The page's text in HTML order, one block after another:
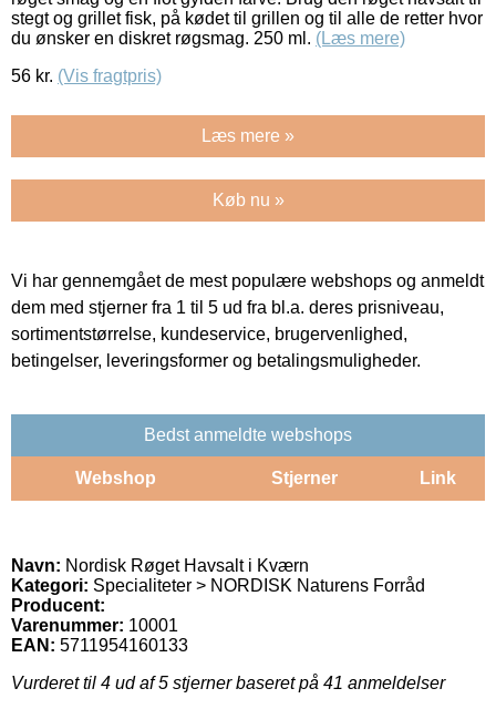
stegt og grillet fisk, på kødet til grillen og til alle de retter hvor
du ønsker en diskret røgsmag. 250 ml. (Læs mere)
56 kr. (Vis fragtpris)
Læs mere »
Køb nu »
Vi har gennemgået de mest populære webshops og anmeldt
dem med stjerner fra 1 til 5 ud fra bl.a. deres prisniveau,
sortimentstørrelse, kundeservice, brugervenlighed,
betingelser, leveringsformer og betalingsmuligheder.
Bedst anmeldte webshops
Webshop Stjerner Link
Navn: Nordisk Røget Havsalt i Kværn
Kategori: Specialiteter > NORDISK Naturens Forråd
Producent:
Varenummer: 10001
EAN: 5711954160133
Vurderet til 4 ud af 5 stjerner baseret på 41 anmeldelser